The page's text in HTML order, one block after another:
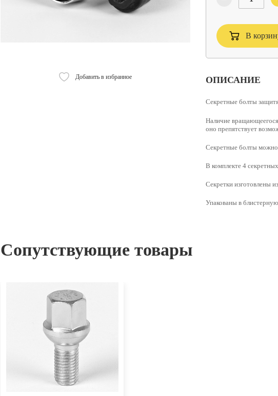
Добавить в избранное
В
ОПИСАНИЕ
Cекретные болты
Наличие
оно препятствует
Секретные болты можно
В комплекте 4
Секретки изготовлены
Упакованы в
Сопутствующие товары